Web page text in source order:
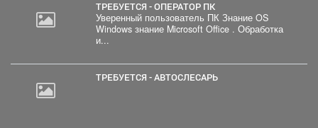
ТРЕБУЕТСЯ - ОПЕРАТОР ПК
Уверенный пользователь ПК Знание OS
Windows знание Microsoft Office . Обработка
и...
ТРЕБУЕТСЯ - АВТОСЛЕСАРЬ